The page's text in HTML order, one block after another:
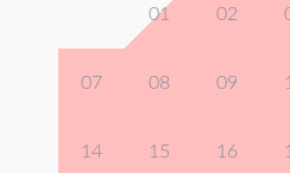
01 02
07 08 09
14 15 16